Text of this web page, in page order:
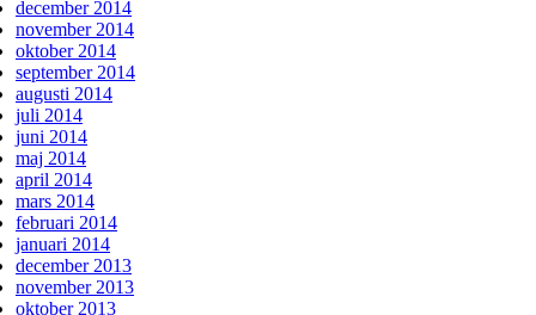
december 2014
november 2014
oktober 2014
september 2014
augusti 2014
juli 2014
juni 2014
maj 2014
april 2014
mars 2014
februari 2014
januari 2014
december 2013
november 2013
oktober 2013